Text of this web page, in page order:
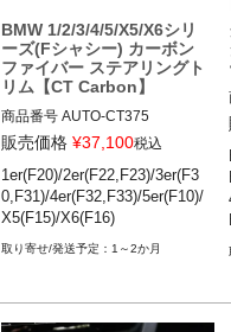
BMW 1/2/3/4/5/X5/X6シリ
ーズ(Fシャシー) カーボン
ファイバー ステアリングト
リム【CT Carbon】
商品番号 AUTO-CT375
CT375
BMW 1シリーズ(F20)後期 15-20
BMW 2シリーズ(F22,F23) 15-20
BMW 3シリーズ(F30,F31) 15-19
BMW 4シリーズ(F32,F33) 15-20
BMW X6(F16) 14-19
販売価格 ¥37,100税込
1er(F20)/2er(F22,F23)/3er(F3
0,F31)/4er(F32,F33)/5er(F10)/
X5(F15)/X6(F16)
1～2か月